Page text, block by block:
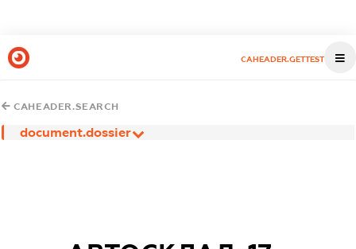
CAHEADER.GETTEST
CAHEADER.SEARCH
document.dossier